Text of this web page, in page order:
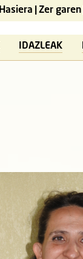
Hasiera Zer garen
IDAZLEAK